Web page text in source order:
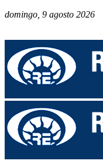
domingo, 9 agosto 2026